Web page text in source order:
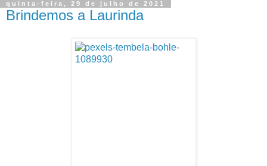
quinta-feira, 29 de julho de 2021
Brindemos a Laurinda